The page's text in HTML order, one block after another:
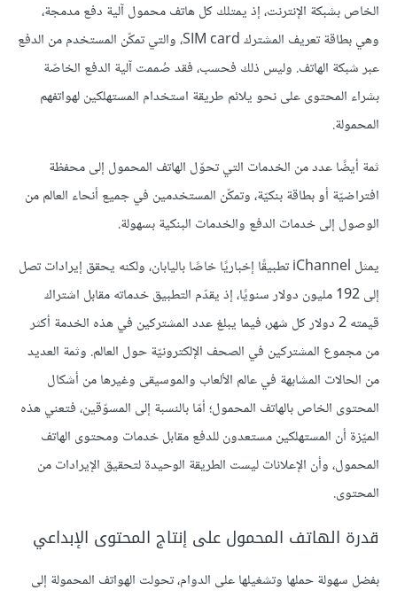
الخاص بشبكة الإنترنت، إذ يمتلك كل هاتف محمول آلية دفع مدمجة،
وهي بطاقة تعريف المشترك SIM card، والتي تمكّن المستخدم من الدفع
عبر شبكة الهاتف. وليس ذلك فحسب، فقد صُممت آلية الدفع الخاصّة
بشراء المحتوى على نحو يلائم طريقة استخدام المستهلكين لهواتفهم
المحمولة.
ثمة أيضًا عدد من الخدمات التي تحوّل الهاتف المحمول إلى محفظة
افتراضيّة أو بطاقة بنكيّة، وتمكّن المستخدمين في جميع أنحاء العالم من
الوصول إلى خدمات الدفع والخدمات البنكية بسهولة.
يمثل iChannel تطبيقًا إخباريًا خاصًا باليابان، ولكنه يحقق إيرادات تصل
إلى 192 مليون دولار سنويًا، إذ يقدّم التطبيق خدماته مقابل اشتراك
قيمته 2 دولار كل شهر، فيما يبلغ عدد المشتركين في هذه الخدمة أكثر
من مجموع المشتركين في الصحف الإلكترونيّة حول العالم. وثمة العديد
من الحالات المشابهة في عالم الألعاب والموسيقى وغيرها من أشكال
المحتوى الخاص بالهاتف المحمول؛ أمّا بالنسبة إلى المسوّقين، فتعني هذه
الميّزة أن المستهلكين مستعدون للدفع مقابل خدمات ومحتوى الهاتف
المحمول، وأن الإعلانات ليست الطريقة الوحيدة لتحقيق الإيرادات من
المحتوى.
قدرة الهاتف المحمول على إنتاج المحتوى الإبداعي
بفضل سهولة حملها وتشغيلها على الدوام، تحولت الهواتف المحمولة إلى